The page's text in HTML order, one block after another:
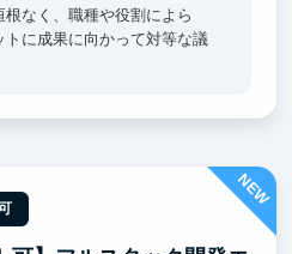
根なく、職種や役割によら
に成果に向かって対等な議
NEW